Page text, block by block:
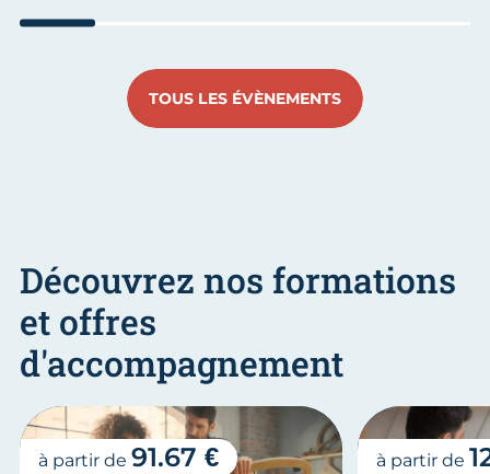
TOUS LES ÉVÈNEMENTS
Découvrez nos formations
et offres
d'accompagnement
à partir de 91.67 € à partir de